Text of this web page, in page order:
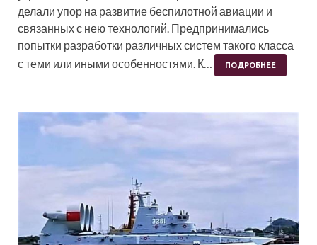
делали упор на развитие беспилотной авиации и
связанных с нею технологий. Предпринимались
попытки разработки различных систем такого класса
с теми или иными особенностями. К…
ПОДРОБНЕЕ